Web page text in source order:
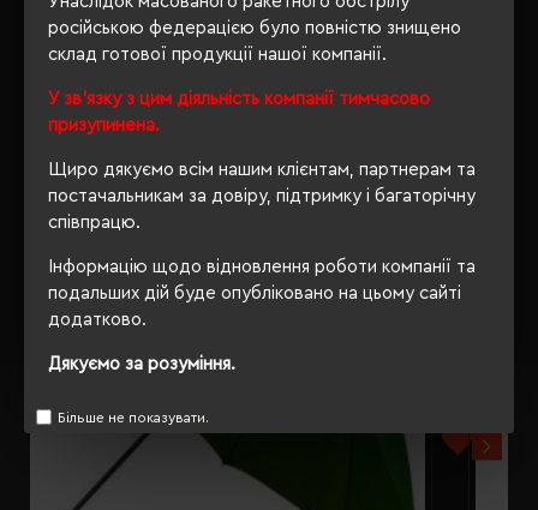
російською федерацією було повністю знищено
склад готової продукції нашої компанії.
У зв'язку з цим діяльність компанії тимчасово
призупинена.
Щиро дякуємо всім нашим клієнтам, партнерам та
постачальникам за довіру, підтримку і багаторічну
співпрацю.
Інформацію щодо відновлення роботи компанії та
подальших дій буде опубліковано на цьому сайті
додатково.
Дякуємо за розуміння.
Більше не показувати.
РЕКОМЕНДУЄМО